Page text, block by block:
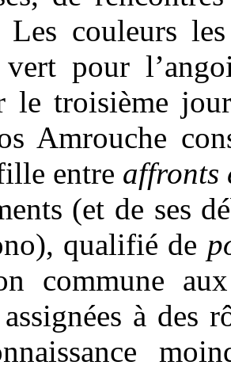
Les couleurs
pour
le troisième
Amrouche
entre affronts
(et de ses
qualifié de
commune
à des